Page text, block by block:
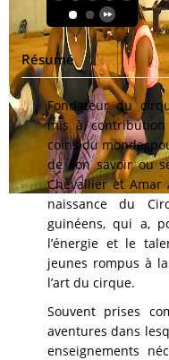
Résumé
Fondateur du
mis à
coins du monde,
de son savoir ou
Chevallier et
naissance du
guinéens, qui a,
l’énergie et le
jeunes rompus à
l’art du cirque.
Souvent prises
aventures dans
enseignements